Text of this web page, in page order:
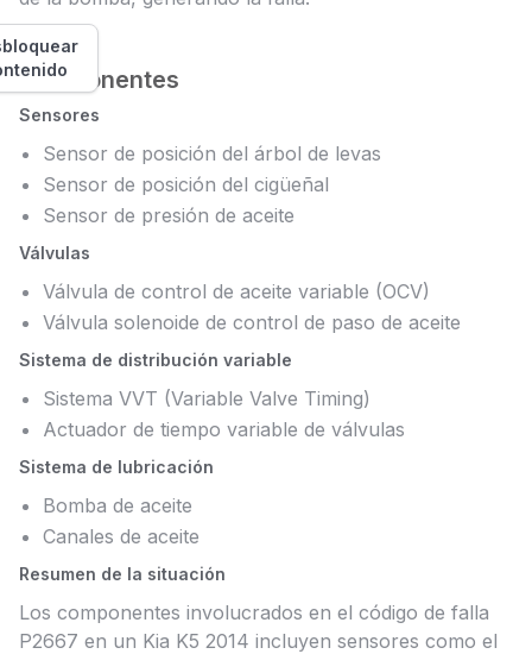
Componentes
Sensores
Sensor de posición del árbol de levas
Sensor de posición del cigüeñal
Sensor de presión de aceite
Válvulas
Válvula de control de aceite variable (OCV)
Válvula solenoide de control de paso de aceite
Sistema de distribución variable
Sistema VVT (Variable Valve Timing)
Actuador de tiempo variable de válvulas
Sistema de lubricación
Bomba de aceite
Canales de aceite
Resumen de la situación
Los componentes involucrados en el código de falla
P2667 en un Kia K5 2014 incluyen sensores como el